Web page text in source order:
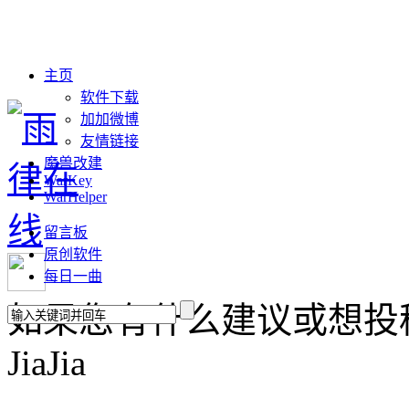
主页
软件下载
加加微博
友情链接
魔兽改建
WarKey
WarHelper
留言板
原创软件
每日一曲
如果您有什么建议或想投
JiaJia